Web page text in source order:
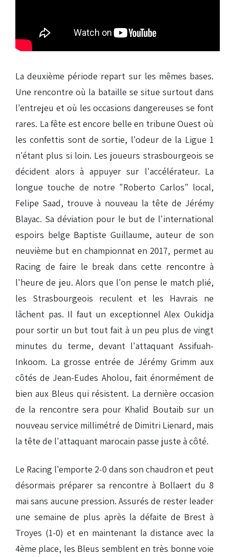
La deuxième période repart sur les mêmes bases.
Une rencontre où la bataille se situe surtout dans
l'entrejeu et où les occasions dangereuses se font
rares. La fête est encore belle en tribune Ouest où
les confettis sont de sortie, l'odeur de la Ligue 1
n'étant plus si loin. Les joueurs strasbourgeois se
décident alors à appuyer sur l'accélérateur. La
longue touche de notre "Roberto Carlos" local,
Felipe Saad, trouve à nouveau la tête de Jérémy
Blayac. Sa déviation pour le but de l'international
espoirs belge Baptiste Guillaume, auteur de son
neuvième but en championnat en 2017, permet au
Racing de faire le break dans cette rencontre à
l'heure de jeu. Alors que l'on pense le match plié,
les Strasbourgeois reculent et les Havrais ne
lâchent pas. Il faut un exceptionnel Alex Oukidja
pour sortir un but tout fait à un peu plus de vingt
minutes du terme, devant l'attaquant Assifuah-
Inkoom. La grosse entrée de Jérémy Grimm aux
côtés de Jean-Eudes Aholou, fait énormément de
bien aux Bleus qui résistent. La dernière occasion
de la rencontre sera pour Khalid Boutaib sur un
nouveau service millimétré de Dimitri Lienard, mais
la tête de l'attaquant marocain passe juste à côté.
Le Racing l'emporte 2-0 dans son chaudron et peut
désormais préparer sa rencontre à Bollaert du 8
mai sans aucune pression. Assurés de rester leader
une semaine de plus après la défaite de Brest à
Troyes (1-0) et en maintenant la distance avec la
4ème place, les Bleus semblent en très bonne voie